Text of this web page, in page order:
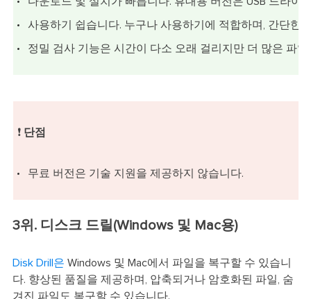
사용하기 쉽습니다. 누구나 사용하기에 적합하며, 간단한
정밀 검사 기능은 시간이 다소 오래 걸리지만 더 많은 파
❗ 단점
무료 버전은 기술 지원을 제공하지 않습니다.
3위. 디스크 드릴(Windows 및 Mac용)
Disk Drill은 Windows 및 Mac에서 파일을 복구할 수 있습니
다. 향상된 품질을 제공하며, 압축되거나 암호화된 파일, 숨
겨진 파일도 복구할 수 있습니다.